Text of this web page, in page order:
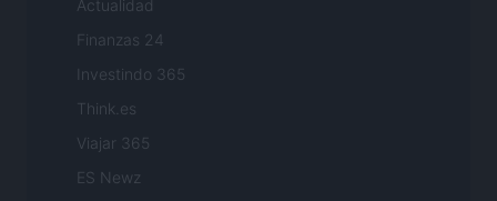
Actualidad
Finanzas 24
Investindo 365
Think.es
Viajar 365
ES Newz